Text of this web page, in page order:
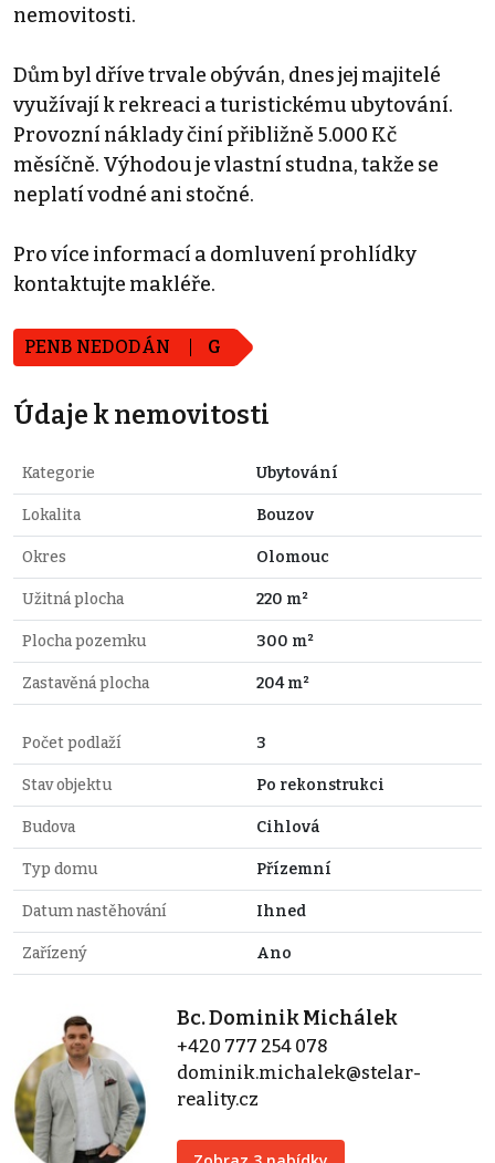
nemovitosti.
Dům byl dříve trvale obýván, dnes jej majitelé
využívají k rekreaci a turistickému ubytování.
Provozní náklady činí přibližně 5.000 Kč
měsíčně. Výhodou je vlastní studna, takže se
neplatí vodné ani stočné.
Pro více informací a domluvení prohlídky
kontaktujte makléře.
PENB NEDODÁN G
Údaje k nemovitosti
Kategorie Ubytování
Lokalita Bouzov
Okres Olomouc
Užitná plocha 220 m²
Plocha pozemku 300 m²
Zastavěná plocha 204 m²
Počet podlaží 3
Stav objektu Po rekonstrukci
Budova Cihlová
Typ domu Přízemní
Datum nastěhování Ihned
Zařízený Ano
Bc. Dominik Michálek
+420 777 254 078
dominik.michalek@stelar-
reality.cz